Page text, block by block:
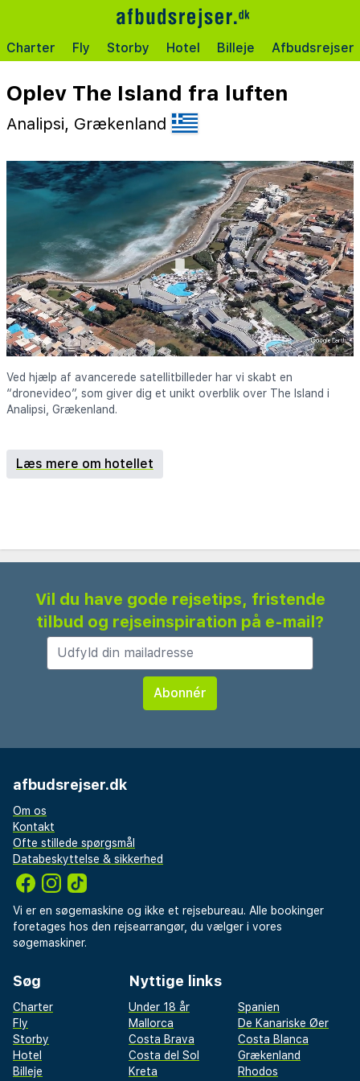
Charter Fly Storby Hotel Billeje Afbudsrejser
Oplev The Island fra luften
Analipsi, Grækenland
Ved hjælp af avancerede satellitbilleder har vi skabt en
“dronevideo”, som giver dig et unikt overblik over The Island i
Analipsi, Grækenland.
Læs mere om hotellet
Vil du have gode rejsetips, fristende
tilbud og rejseinspiration på e-mail?
afbudsrejser.dk
Om os
Kontakt
Ofte stillede spørgsmål
Databeskyttelse & sikkerhed
Vi er en søgemaskine og ikke et rejsebureau. Alle bookinger
foretages hos den rejsearrangør, du vælger i vores
søgemaskiner.
Søg
Charter
Fly
Storby
Hotel
Billeje
Nyttige links
Under 18 år
Spanien
Mallorca
De Kanariske Øer
Costa Brava
Costa Blanca
Costa del Sol
Grækenland
Kreta
Rhodos